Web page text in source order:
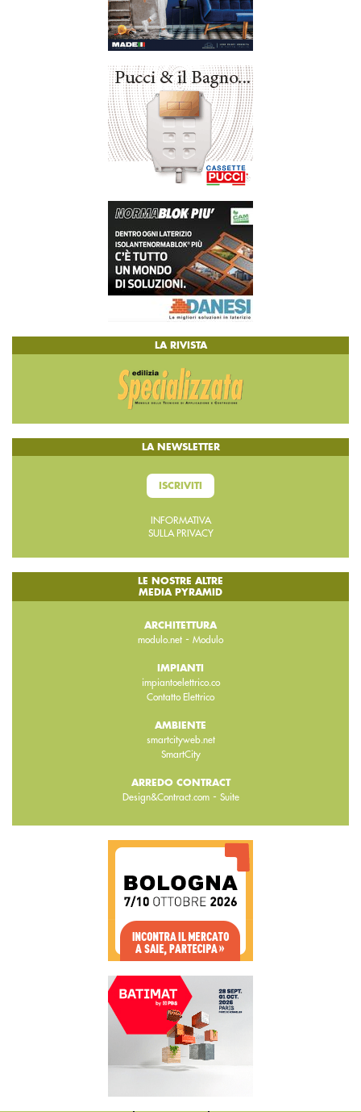
LA RIVISTA
LA NEWSLETTER
ISCRIVITI
INFORMATIVA
SULLA PRIVACY
LE NOSTRE ALTRE
MEDIA PYRAMID
ARCHITETTURA
modulo.net - Modulo
IMPIANTI
impiantoelettrico.co
Contatto Elettrico
AMBIENTE
smartcityweb.net
SmartCity
ARREDO CONTRACT
Design&Contract.com- Suite